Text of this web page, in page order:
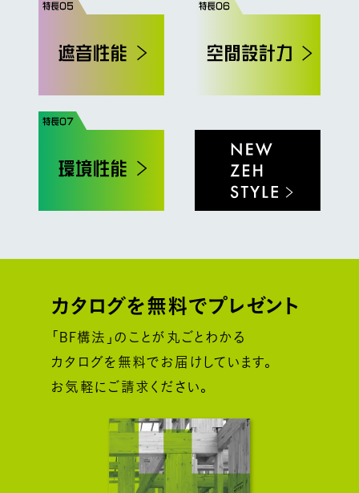
カタログを無料でプレゼント
「BF構法」のことが丸ごとわかる
カタログを無料でお届けしています。
お気軽にご請求ください。